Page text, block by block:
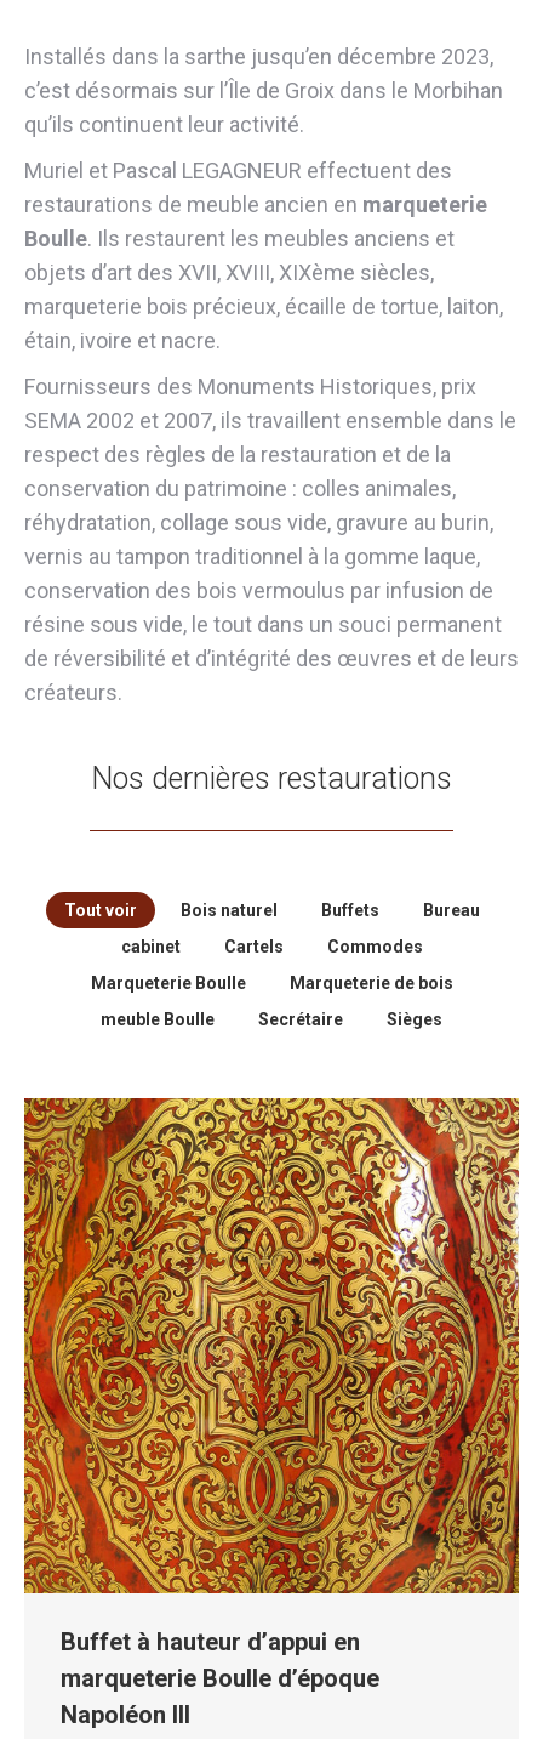
Installés dans la sarthe jusqu’en décembre 2023,
c’est désormais sur l’Île de Groix dans le Morbihan
qu’ils continuent leur activité.
Muriel et Pascal LEGAGNEUR effectuent des
restaurations de meuble ancien en marqueterie
Boulle. Ils restaurent les meubles anciens et
objets d’art des XVII, XVIII, XIXème siècles,
marqueterie bois précieux, écaille de tortue, laiton,
étain, ivoire et nacre.
Fournisseurs des Monuments Historiques, prix
SEMA 2002 et 2007, ils travaillent ensemble dans le
respect des règles de la restauration et de la
conservation du patrimoine : colles animales,
réhydratation, collage sous vide, gravure au burin,
vernis au tampon traditionnel à la gomme laque,
conservation des bois vermoulus par infusion de
résine sous vide, le tout dans un souci permanent
de réversibilité et d’intégrité des œuvres et de leurs
créateurs.
Nos dernières restaurations
Tout voir Bois naturel Buffets
Bureau
cabinet
Cartels
Commodes
Marqueterie Boulle
Marqueterie de bois
meuble Boulle
Secrétaire Sièges
Buffet à hauteur d’appui en
marqueterie Boulle d’époque
Napoléon III